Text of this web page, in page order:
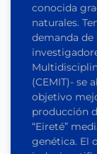
conocida
naturales.
demanda
(CEMIT)- se
objetivo
producción
“Eireté”
genética. El